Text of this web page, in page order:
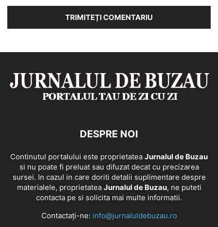
DESPRE NOI
Continutul portalului este proprietatea Jurnalul de Buzau
si nu poate fi preluat sau difuzat decat cu precizarea
sursei. In cazul in care doriti detalii suplimentare despre
materialele, proprietatea Jurnalul de Buzau, ne puteti
contacta pe si solicita mai multe informatii.
Contactați-ne: info@jurnaluldebuzau.ro